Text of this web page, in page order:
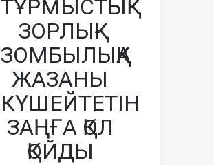
ТҰРМЫСТЫҚ
ЗОРЛЫҚ-
ЗОМБЫЛЫҚҚА
ЖАЗАНЫ
КҮШЕЙТЕТІН
ЗАҢҒА ҚОЛ
ҚОЙДЫ